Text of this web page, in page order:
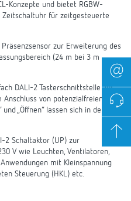
Konzepte und bietet RGBW-
für zeitgesteuerte
Präsenzsensor zur Erweiterung des
(24 m bei 3 m
DALI-2 Tasterschnittstelle zur
von potenzialfreien
„Öffnen“ lassen sich in der
2 Schaltaktor (UP) zur
V wie Leuchten, Ventilatoren,
mit Kleinspannung
Steuerung (HKL) etc.